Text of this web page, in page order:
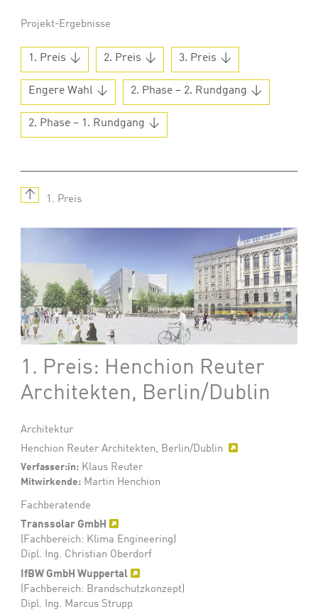
Projekt-Ergebnisse
1. Preis 2. Preis 3. Preis
Engere Wahl 2. Phase – 2. Rundgang
2. Phase – 1. Rundgang
↑ 1. Preis
1. Preis: Henchion Reuter
Architekten, Berlin/Dublin
Architektur
Henchion Reuter Architekten, Berlin/Dublin
Verfasser:in: Klaus Reuter
Mitwirkende: Martin Henchion
Fachberatende
Transsolar GmbH
(Fachbereich: Klima Engineering)
Dipl. Ing. Christian Oberdorf
IfBW GmbH Wuppertal
(Fachbereich: Brandschutzkonzept)
Dipl. Ing. Marcus Strupp